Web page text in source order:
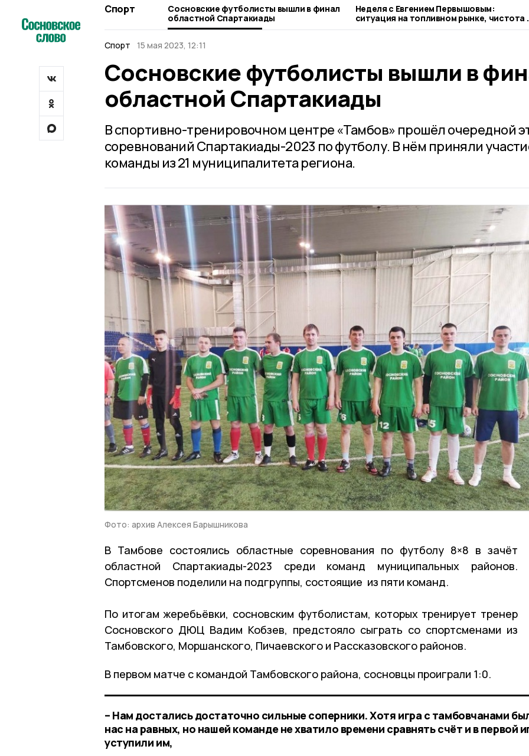
Спорт
Сосновские футболисты вышли в финал
областной Спартакиады
Неделя с Евгением Первышовым:
ситуация на топливном рынке, чистота
городе и приоритеты образования
Спорт
15 мая 2023, 12:11
Сосновские футболисты вышли в
областной Спартакиады
В спортивно-тренировочном центре «Тамбов» прошёл очередной
соревнований Спартакиады-2023 по футболу. В нём приняли
команды из 21 муниципалитета региона.
Фото: архив Алексея Барышникова
В Тамбове состоялись областные соревнования по футболу 8×8 в зачёт
областной Спартакиады-2023 среди команд муниципальных районов.
Спортсменов поделили на подгруппы, состоящие из пяти команд.
По итогам жеребьёвки, сосновским футболистам, которых тренирует тренер
Сосновского ДЮЦ Вадим Кобзев, предстояло сыграть со спортсменами из
Тамбовского, Моршанского, Пичаевского и Рассказовского районов.
В первом матче с командой Тамбовского района, сосновцы проиграли 1:0.
– Нам достались достаточно сильные соперники. Хотя игра с тамбовчанами
нас на равных, но нашей команде не хватило времени сравнять счёт и в первой
уступили им,